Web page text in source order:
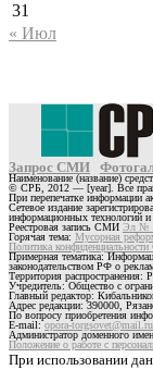
31
« Июл
Запрос СМИ
Наименование (название)
© СРБ, 2012 — [year]. Все
При перепечатке информации
Сетевое издание
информационных технологий
Реестровая запись СМИ Эл №
Горячая тема: Мусорная
Политика
Примерная тематика:
законодательством РФ о
Территория распространения:
Учредитель: Общество с
Главный редактор:
Адрес редакции: 390000,
По вопросу приобретения
E-mail:opora-torgsovet@mail.ru
Администратор доменного
Положение о работе с
При использовании